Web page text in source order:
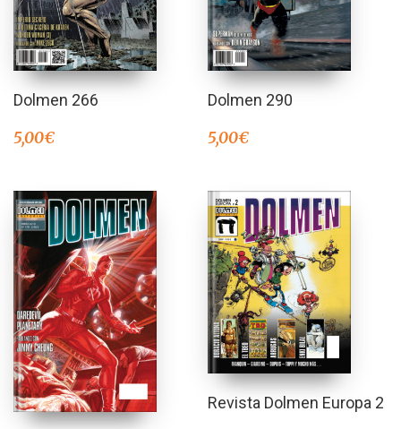
Dolmen 266
5,00€
Dolmen 290
5,00€
Revista Dolmen Europa 2